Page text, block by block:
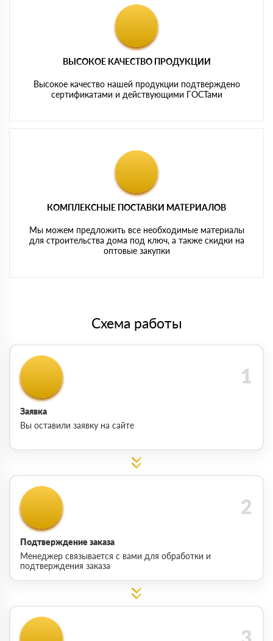
ВЫСОКОЕ КАЧЕСТВО ПРОДУКЦИИ
Высокое качество нашей продукции подтверждено
сертификатами и действующими ГОСТами
КОМПЛЕКСНЫЕ ПОСТАВКИ МАТЕРИАЛОВ
Мы можем предложить все необходимые материалы
для строительства дома под ключ, а также скидки на
оптовые закупки
Схема работы
Заявка
Вы оставили заявку на сайте
Подтверждение заказа
Менеджер связывается с вами для обработки и
подтверждения заказа